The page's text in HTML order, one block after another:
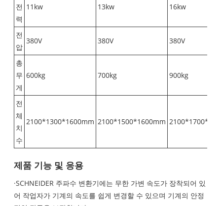
전
력
11kw 13kw 16kw
전
압
380V 380V 380V
총
무
게
600kg 700kg 900kg
전
체
치
수
2100*1300*1600mm 2100*1500*1600mm
제품 기능 및 응용
·SCHNEIDER 주파수 변환기에는 무한 가변 속도가 장착되어 있
어 작업자가 기계의 속도를 쉽게 변경할 수 있으며 기계의 안정